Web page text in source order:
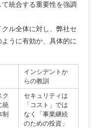
統合する重要性を強調
ル全体に対し、弊社セ
うに有効か、具体的に
インシデントか
らの教訓
ク
統
制
セキュリティは
「コスト」では
なく「事業継続
のための投資」